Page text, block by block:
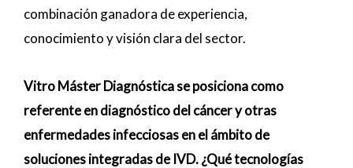
combinación ganadora de experiencia,
conocimiento y visión clara del sector.
Vitro Máster Diagnóstica se posiciona como
referente en diagnóstico del cáncer y otras
enfermedades infecciosas en el ámbito de
soluciones integradas de IVD. ¿Qué tecnologías